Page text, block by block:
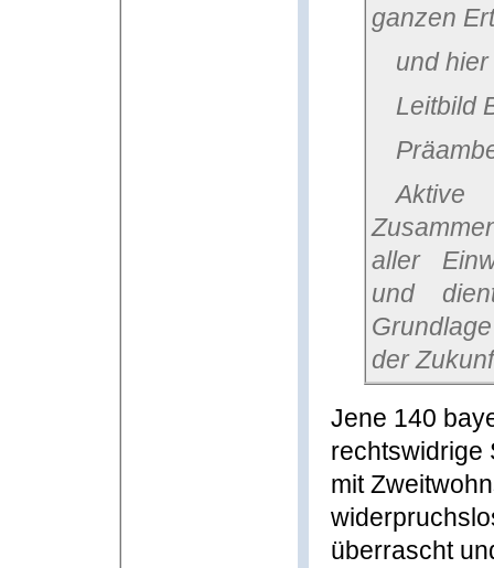
ganzen
und
Leitbild
aller
und
der
Jene 140
rechtswidrige
mit
überrascht